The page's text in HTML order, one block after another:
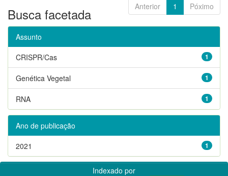
Anterior 1 Póximo
Busca facetada
Assunto
1
CRISPR/Cas
1
Genética Vegetal
1
RNA
Ano de publicação
1
2021
Indexado por